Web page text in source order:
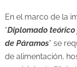
En el marco de la
“Diplomado
de Páramos” se
de alimentación,